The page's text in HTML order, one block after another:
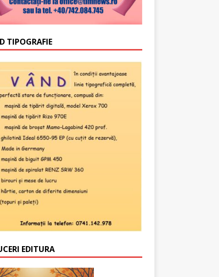
TIPOGRAFIE
EDITURA